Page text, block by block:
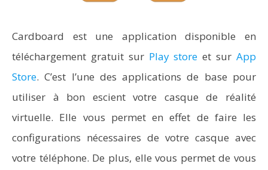
Cardboard est une application disponible en
téléchargement gratuit sur Play store et surApp
Store. C’est l’une des applications de base pour
utiliser à bon escient votre casque de réalité
virtuelle. Elle vous permet en effet de faire les
configurations nécessaires de votre casque avec
votre téléphone. De plus, elle vous permet de vous